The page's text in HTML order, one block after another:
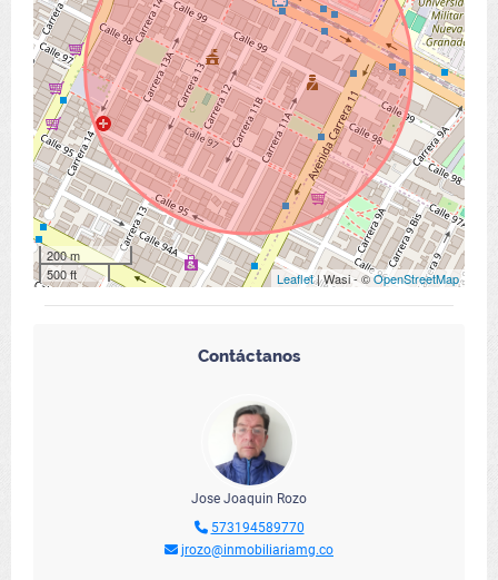
200 m
500 ft
Leaflet| Wasi - ©OpenStreetMap
Contáctanos
Jose Joaquin Rozo
573194589770
jrozo@inmobiliariamg.co